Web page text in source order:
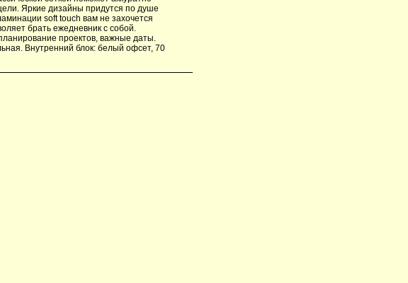
Яркие дизайны придутся по душе
soft touch вам не захочется
брать ежедневник с собой.
проектов, важные даты.
Внутренний блок: белый офсет, 70